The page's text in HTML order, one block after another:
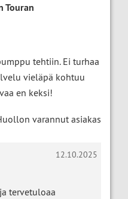
Touran
tehtiin. Ei turhaa
vieläpä kohtuu
en keksi!
varannut asiakas
12.10.2025
tervetuloaa